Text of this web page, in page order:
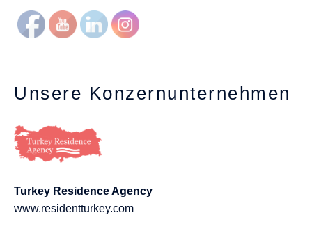
Unsere Konzernunternehmen
Turkey Residence Agency
www.residentturkey.com